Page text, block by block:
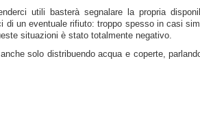
utili basterà segnalare la propria
di un eventuale rifiuto: troppo spesso in casi
situazioni è stato totalmente negativo.
solo distribuendo acqua e coperte,